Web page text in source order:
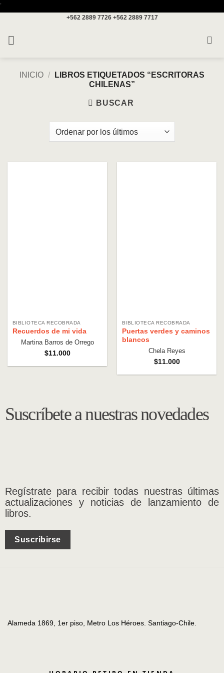
'
+562 2889 7726 +562 2889 7717
INICIO /
LIBROS ETIQUETADOS “ESCRITORAS
CHILENAS”
BUSCAR
BIBLIOTECA RECOBRADA
Recuerdos de mi vida
Martina Barros de Orrego
$11.000
BIBLIOTECA RECOBRADA
Puertas verdes y caminos
blancos
Chela Reyes
$11.000
Suscríbete a nuestras novedades
Regístrate para recibir todas nuestras últimas
actualizaciones y noticias de lanzamiento de
libros.
Suscribirse
Alameda 1869, 1er piso, Metro Los Héroes. Santiago-Chile.